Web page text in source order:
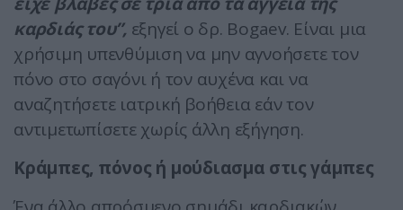
καρδιάς του”, εξηγεί ο δρ. Bogaev. Είναι μια
χρήσιμη υπενθύμιση να μην αγνοήσετε τον
πόνο στο σαγόνι ή τον αυχένα και να
αναζητήσετε ιατρική βοήθεια εάν τον
αντιμετωπίσετε χωρίς άλλη εξήγηση.
Κράμπες, πόνος ή μούδιασμα στις γάμπες